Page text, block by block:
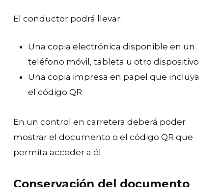
El conductor podrá llevar:
Una copia electrónica disponible en un
teléfono móvil, tableta u otro dispositivo
Una copia impresa en papel que incluya
el código QR
En un control en carretera deberá poder
mostrar el documento o el código QR que
permita acceder a él.
Conservación del documento